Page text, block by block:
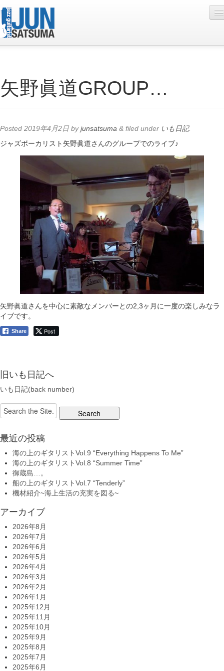
Live Schedule
Photo
YouTube
Online Lesson
矢野眞道GROUP…
Posted 2019年4月2日 byjunsatsuma & filed under いも日記.
ジャズボーカリスト矢野眞道さんのグループでのライブ♪
矢野眞道さんを中心に素敵なメンバーとの2,3ヶ月に一度の楽しみなラ
イブです。
Share Post
旧いも日記へ
いも日記(back number)
Search
for:
最近の投稿
海の上のギタリストVol.9 “Everything Happens To Me”
海の上のギタリストVol.8 “Summer Time”
御蔵島…。
船の上のギタリストVol.7 “Tenderly”
機材紹介~海上生活の充実を図る~
アーカイブ
2026年8月
2026年7月
2026年6月
2026年5月
2026年4月
2026年3月
2026年2月
2026年1月
2025年12月
2025年11月
2025年10月
2025年9月
2025年8月
2025年7月
2025年6月